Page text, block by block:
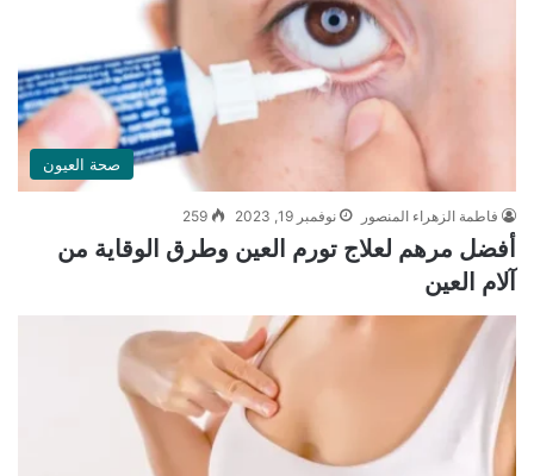
صحة العيون
فاطمة الزهراء المنصور نوفمبر 19, 2023 259
أفضل مرهم لعلاج تورم العين وطرق الوقاية من
آلام العين